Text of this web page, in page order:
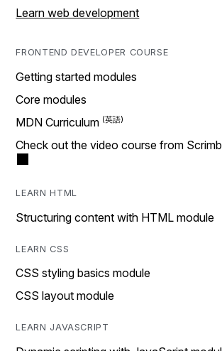
Learn web development
FRONTEND DEVELOPER COURSE
Getting started modules
Core modules
MDN Curriculum
Check out the video course from
LEARN HTML
Structuring content with HTML module
LEARN CSS
CSS styling basics module
CSS layout module
LEARN JAVASCRIPT